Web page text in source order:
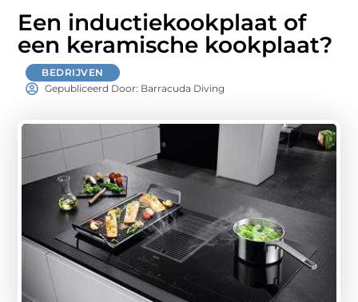
Een inductiekookplaat of
een keramische kookplaat?
BEDRIJVEN
Gepubliceerd Door: Barracuda Diving